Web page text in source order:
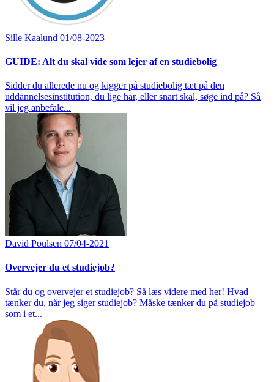
Sille Kaalund 01/08-2023
GUIDE: Alt du skal vide som lejer af en studiebolig
Sidder du allerede nu og kigger på studiebolig tæt på den
uddannelsesinstitution, du lige har, eller snart skal, søge ind på? Så
vil jeg anbefale...
David Poulsen 07/04-2021
Overvejer du et studiejob?
Står du og overvejer et studiejob? Så læs videre med her! Hvad
tænker du, når jeg siger studiejob? Måske tænker du på studiejob
som i et...